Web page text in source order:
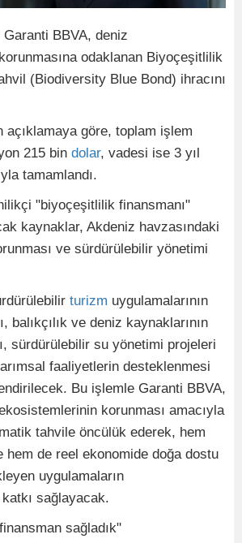
BBVA, deniz
odaklanan Biyoçeşitlilik
(Biodiversity Blue Bond) ihracını
açıklamaya göre, toplam işlem
215 bin dolar, vadesi ise 3 yıl
tamamlandı.
"biyoçeşitlilik finansmanı"
kaynaklar, Akdeniz havzasındaki
ve sürdürülebilir yönetimi
turizm uygulamalarının
balıkçılık ve deniz kaynaklarının
sürdürülebilir su yönetimi projeleri
faaliyetlerin desteklenmesi
Bu işlemle Garanti BBVA,
korunması amacıyla
tahvile öncülük ederek, hem
hem de reel ekonomide doğa dostu
uygulamaların
sağlayacak.
sağladık"